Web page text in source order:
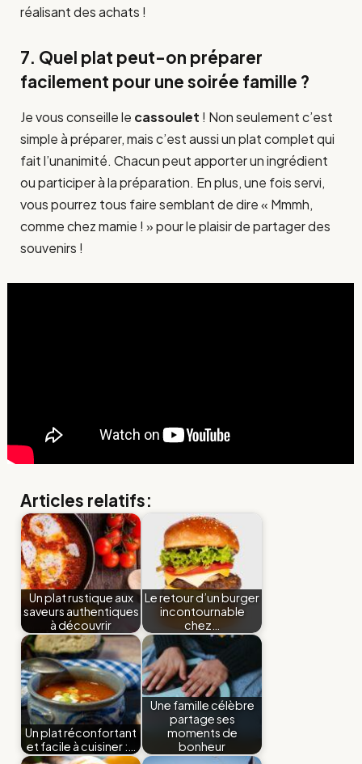
réalisant des achats !
7. Quel plat peut-on préparer
facilement pour une soirée famille ?
Je vous conseille le cassoulet ! Non seulement c’est
simple à préparer, mais c’est aussi un plat complet qui
fait l’unanimité. Chacun peut apporter un ingrédient
ou participer à la préparation. En plus, une fois servi,
vous pourrez tous faire semblant de dire « Mmmh,
comme chez mamie ! » pour le plaisir de partager des
souvenirs !
Articles relatifs:
Un plat rustique aux
saveurs authentiques
à découvrir
Le retour d’un burger
incontournable
chez…
Un plat réconfortant
et facile à cuisiner :…
Une famille célèbre
partage ses
moments de
bonheur